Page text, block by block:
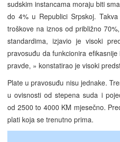
sudskim instancama moraju biti
do 4% u Republici Srpskoj.
troškove na iznos od približno
standardima, izjavio je visoki
pravosuđu da funkcionira
pravde, » konstatirao je visoki
Plate u pravosuđu nisu jednake.
u ovisnosti od stepena suda i
od 2500 to 4000 KM mjesečno.
plati koja se trenutno prima.